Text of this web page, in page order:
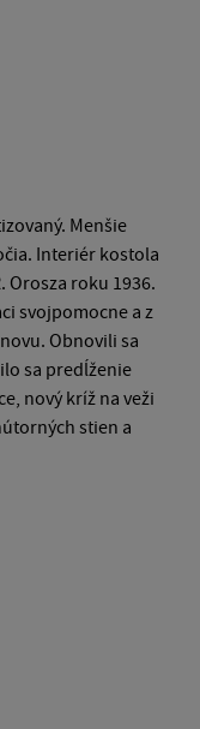
Menšie
Interiér kostola
roku 1936.
svojpomocne a z
Obnovili sa
sa predĺženie
nový kríž na veži
stien a